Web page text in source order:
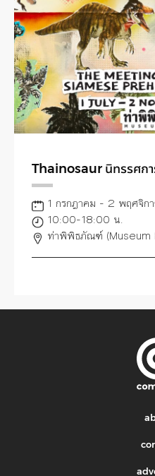
Thainosaur นิทรรศกา
1 กรกฎาคม - 2 พฤศจิก
10:00-18:00 น.
ท่าพิพิธภัณฑ์ (Museum